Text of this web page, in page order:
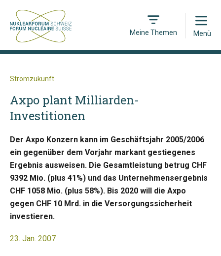
Meine Themen
Open
Menü
Stromzukunft
Axpo plant Milliarden-
Investitionen
Der Axpo Konzern kann im Geschäftsjahr 2005/2006
ein gegenüber dem Vorjahr markant gestiegenes
Ergebnis ausweisen. Die Gesamtleistung betrug CHF
9392 Mio. (plus 41%) und das Unternehmensergebnis
CHF 1058 Mio. (plus 58%). Bis 2020 will die Axpo
gegen CHF 10 Mrd. in die Versorgungssicherheit
investieren.
23. Jan. 2007